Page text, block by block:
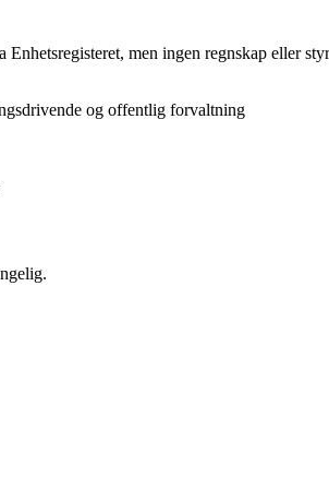
men ingen regnskap eller
og offentlig forvaltning